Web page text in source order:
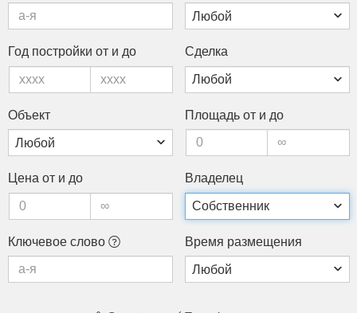
Год пос­трой­ки от и до Сдел­ка
Объ­ект Пло­щадь от и до
Це­на от и до Вла­делец
Клю­чевое сло­во Вре­мя раз­ме­щения